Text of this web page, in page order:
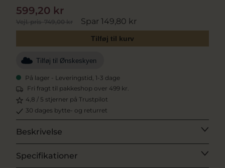
Vejl. pris749,00 kr Spar 149,80 kr
599,20 kr
Tilføj til kurv
Tilføj til Ønskeskyen
På lager - Leveringstid, 1-3 dage
Fri fragt til pakkeshop over 499 kr.
4,8 / 5 stjerner på Trustpilot
30 dages bytte- og returret
Beskrivelse
Specifikationer